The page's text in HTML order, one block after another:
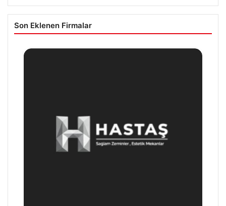
Son Eklenen Firmalar